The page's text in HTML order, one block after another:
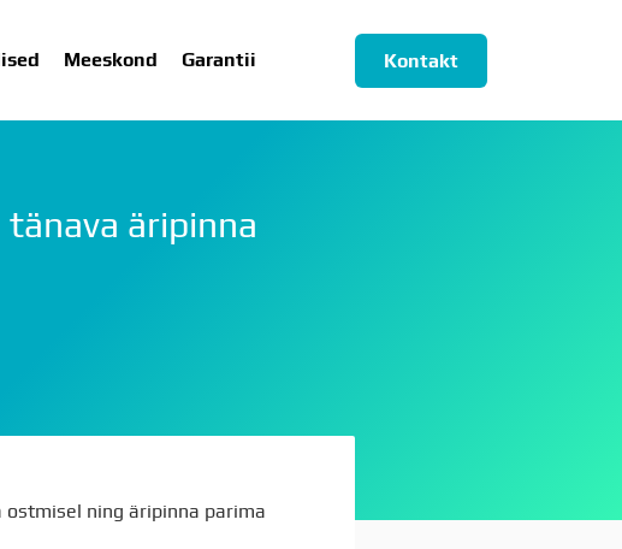
Meeskond Garantii Kontakt
MEESKONDGARANTII
tänava äripinna
ostmisel ning äripinna parima